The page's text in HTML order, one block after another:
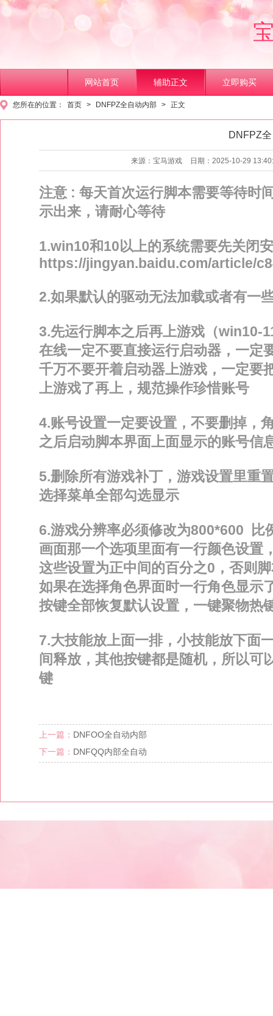
网站首页 辅助正文 立即购买
您所在的位置： 首页 > DNFPZ全自动内部 > 正文
DNFPZ
来源：宝马游戏 日期：2025-10-29
注意 : 每天首次运行脚本需要等待时
示出来，请耐心等待
1.win10和10以上的系统需要先关闭
https://jingyan.baidu.com/article/
2.如果默认的驱动无法加载或者有一
3.先运行脚本之后再上游戏（win10-
在线一定不要直接运行启动器，一定
千万不要开着启动器上游戏，一定要
上游戏了再上，规范操作珍惜账号
4.账号设置一定要设置，不要删掉，
之后启动脚本界面上面显示的账号信
5.删除所有游戏补丁，游戏设置里重
选择菜单全部勾选显示
6.游戏分辨率必须修改为800*600 比
画面那一个选项里面有一行颜色设置
这些设置为正中间的百分之0，否则
如果在选择角色界面时一行角色显示
按键全部恢复默认设置，一键聚物热
7.大技能放上面一排，小技能放下面
间释放，其他按键都是随机，所以可
键
上一篇： DNFOO全自动内部
下一篇： DNFQQ内部全自动
1 2 3